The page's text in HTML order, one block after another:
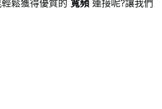
鬆獲得優質的 寬頻 連接呢?讓我們